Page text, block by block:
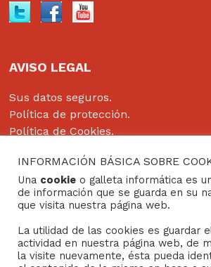
AVISO LEGAL
Sus datos seguros.
Política de protección.
Política de Cookies.
Copyright © 2022Grupo Studium
INFORMACIÓN BÁSICA SOBRE
Una cookie o galleta informática es
de información que se guarda en su
que visita nuestra página web.
La utilidad de las cookies es guardar
actividad en nuestra página web, de
la visite nuevamente, ésta pueda